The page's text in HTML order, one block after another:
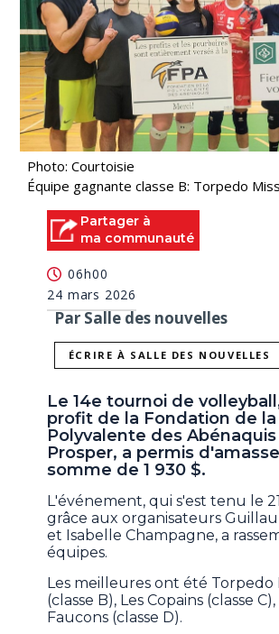
Photo: Courtoisie
Équipe gagnante classe B: Torpedo
Partager à
ma communauté
06h00
24 mars 2026
Par Salle des nouvelles
ÉCRIRE À SALLE DES NOUVELLES
Le 14e tournoi de
profit de la Fondation de la
Polyvalente des
Prosper, a permis
somme de 1 930 $.
L'événement, qui s'est tenu le
grâce aux organisateurs
et Isabelle Champagne, a
équipes.
Les meilleures ont été Torpedo
(classe B), Les Copains (classe
Faucons (classe D).